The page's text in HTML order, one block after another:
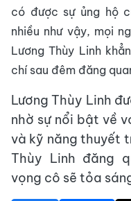
có được sự ủng hộ
nhiều như vậy, mọi
Lương Thùy Linh
chí sau đêm đăng
Lương Thùy Linh
nhờ sự nổi bật về
và kỹ năng thuyết
Thùy Linh đăng
vọng cô sẽ tỏa